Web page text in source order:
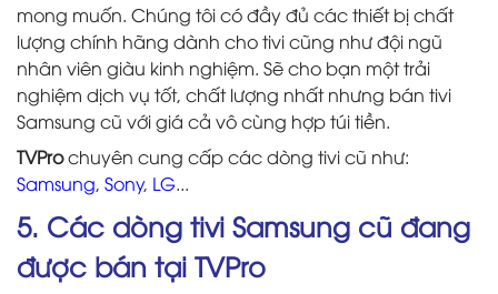
mong muốn. Chúng tôi có đầy đủ các thiết bị chất
lượng chính hãng dành cho tivi cũng như đội ngũ
nhân viên giàu kinh nghiệm. Sẽ cho bạn một trải
nghiệm dịch vụ tốt, chất lượng nhất nhưng bán tivi
Samsung cũ với giá cả vô cùng hợp túi tiền.
TVProchuyên cung cấp các dòng tivi cũ như:
Samsung, Sony, LG...
5. Các dòng tivi Samsung cũ đang
được bán tại TVPro